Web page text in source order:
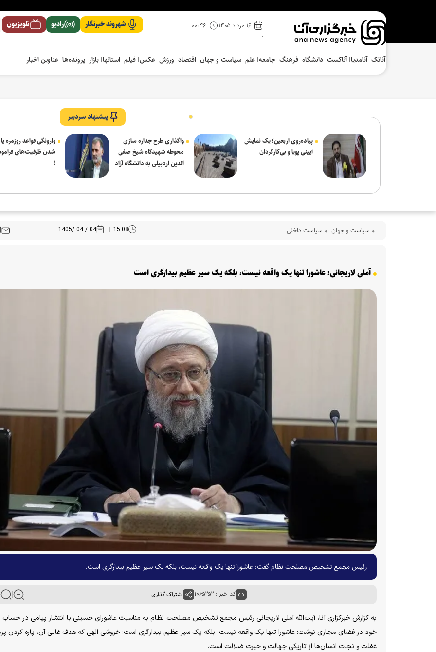
۱۶ مرداد ۱۴۰۵ ۰۰:۴۶ شهروند خبرنگار رادیو تلویزیون
آناتک آنامدیا آناکست دانشگاه فرهنگ‌ جامعه علم سیاست و جهان اقتصاد ورزش عکس فیلم استانها بازار پرونده‌ها عناوین اخبار
پیشنهاد سردبیر
پیاده‌روی اربعین؛ یک نمایش
آیینی پویا و بی‌کارگردان
واگذاری طرح جداره سازی
محوطه شهیدگاه شیخ صفی
الدین اردبیلی به دانشگاه آزاد
وارونگی قواعد روزمره
شدن ظرفیت‌های
!
سیاست و جهان سیاست داخلی 15:08
04 / 04 /1405
آملی لاریجانی: عاشورا تنها یک واقعه نیست، بلکه یک سیر عظیم بیدارگری است
رئیس مجمع تشخیص مصلحت نظام گفت: ‏‏عاشورا تنها یک واقعه نیست، بلکه یک سیر عظیم بیدارگری است.
کد خبر : ۱۰۶۵۲۵۲ اشتراک گذاری
به گزارش خبرگزاری آنا، آیت‌الله آملی لاریجانی رئیس مجمع تشخیص مصلحت نظام به مناسبت عاشورای حسینی با انتشار پیامی در حساب
خود در فضای مجازی نوشت: عاشورا تنها یک واقعه نیست، بلکه یک سیر عظیم بیدارگری است؛ خروشی الهی که هدف غایی آن، پاره کردن
غفلت و نجات انسان‌ها از تاریکی جهالت و حیرت ضلالت است.